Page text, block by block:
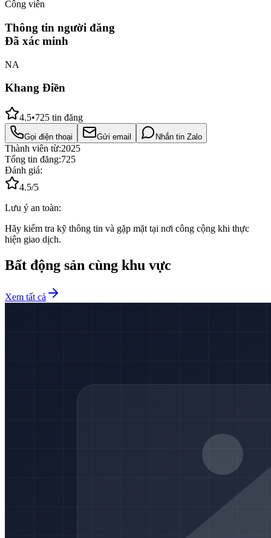
Công viên
Thông tin người đăng
Đã xác minh
NA
Khang Điền
4.5•725 tin đăng
Gọi điện thoại Gửi email Nhắn tin Zalo
Thành viên từ:2025
Tổng tin đăng:725
Đánh giá:
4.5/5
Lưu ý an toàn:
Hãy kiểm tra kỹ thông tin và gặp mặt tại nơi công cộng khi thực
hiện giao dịch.
Bất động sản cùng khu vực
Xem tất cả